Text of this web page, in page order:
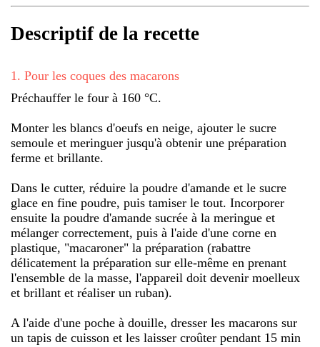
Descriptif de la recette
1 . Pour les coques des macarons
Préchauffer le four à 160 °C.
Monter les blancs d'oeufs en neige, ajouter le sucre
semoule et meringuer jusqu'à obtenir une préparation
ferme et brillante.
Dans le cutter, réduire la poudre d'amande et le sucre
glace en fine poudre, puis tamiser le tout. Incorporer
ensuite la poudre d'amande sucrée à la meringue et
mélanger correctement, puis à l'aide d'une corne en
plastique, "macaroner" la préparation (rabattre
délicatement la préparation sur elle-même en prenant
l'ensemble de la masse, l'appareil doit devenir moelleux
et brillant et réaliser un ruban).
A l'aide d'une poche à douille, dresser les macarons sur
un tapis de cuisson et les laisser croûter pendant 15 min